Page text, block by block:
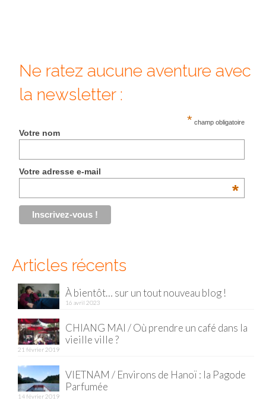
Kyoto
Mont Fuji
Malaisie
Penang
Vietnam
Baie d’Halong
Hué
Mu Cang Chai
Ne ratez aucune aventure avec
la newsletter :
* champ obligatoire
Votre nom
Votre adresse e-mail
*
Articles récents
À bientôt… sur un tout nouveau blog !
16 avril 2023
CHIANG MAI / Où prendre un café dans la
vieille ville ?
21 février 2019
VIETNAM / Environs de Hanoï : la Pagode
Parfumée
14 février 2019